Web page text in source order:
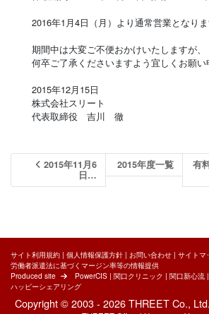
2016年1月4日（月）より通常営業となりま
期間中は大変ご不便おかけいたしますが、
何卒ご了承くださいますよう宜しくお願い
2015年12月15日
株式会社スリート
代表取締役 吉川 徹
2015年11月6
日…
2015年度一覧 有
サイト利用規約 | 個人情報保護方針 | お問い合わせ | サイトマ
労働者派遣法に基づくマージン率等の情報提供
Produced site
PowerCIS | 関口クリニック | 関口新心流 |
ハッピーシェアリング
Copyright © 2003 - 2026 THREET Co.,